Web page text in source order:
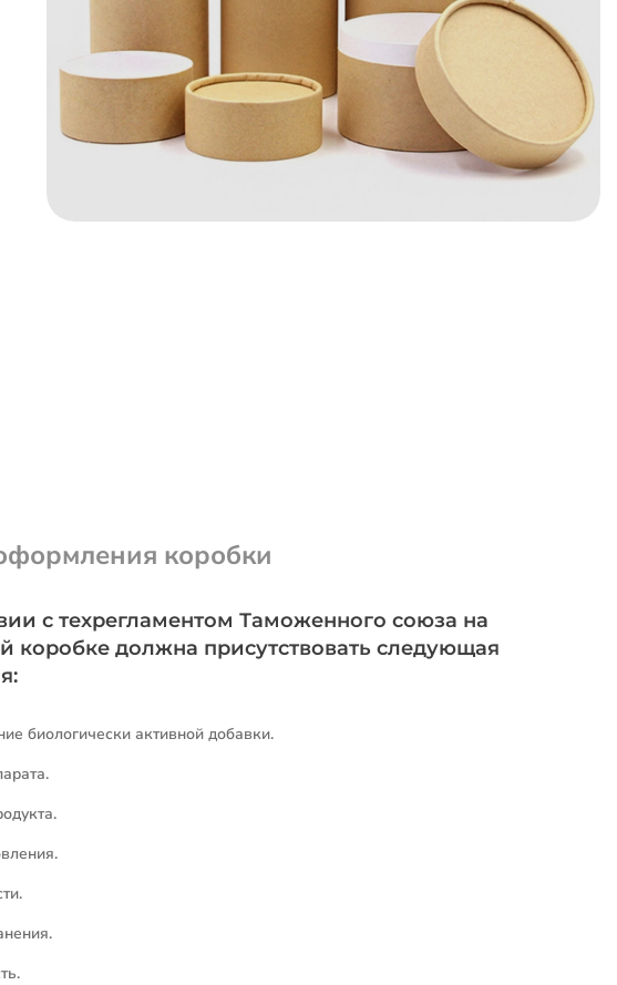
коробки
с техрегламентом Таможенного союза на
коробке должна присутствовать следующая
биологически активной добавки.